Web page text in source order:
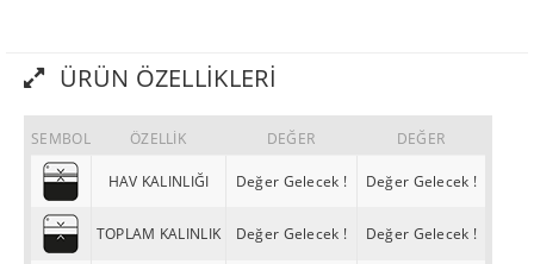
ÜRÜN ÖZELLIKLERI
SEMBOL ÖZELLİK DEĞER DEĞER
HAV KALINLIĞI Değer Gelecek ! Değer Gelecek !
TOPLAM KALINLIK Değer Gelecek ! Değer Gelecek !